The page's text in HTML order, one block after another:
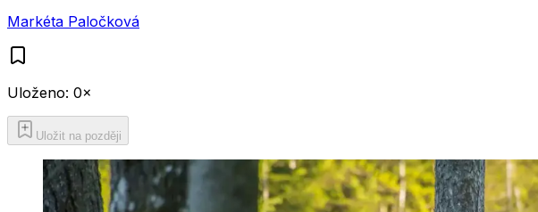
Markéta Paločková
Uloženo: 0×
Uložit na později